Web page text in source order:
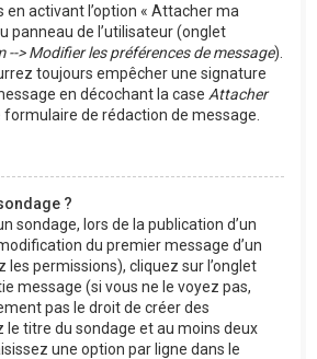
en activant l’option « Attacher ma
panneau de l’utilisateur (onglet
--> Modifier les préférences de message).
toujours empêcher une signature
en décochant la case Attacher
de rédaction de message.
?
sondage, lors de la publication d’un
du premier message d’un
les permissions), cliquez sur l’onglet
message (si vous ne le voyez pas,
pas le droit de créer des
le titre du sondage et au moins deux
une option par ligne dans le